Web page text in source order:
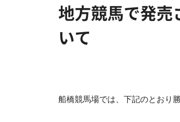
地方競馬で発
いて
船橋競馬場では、下記のとおり